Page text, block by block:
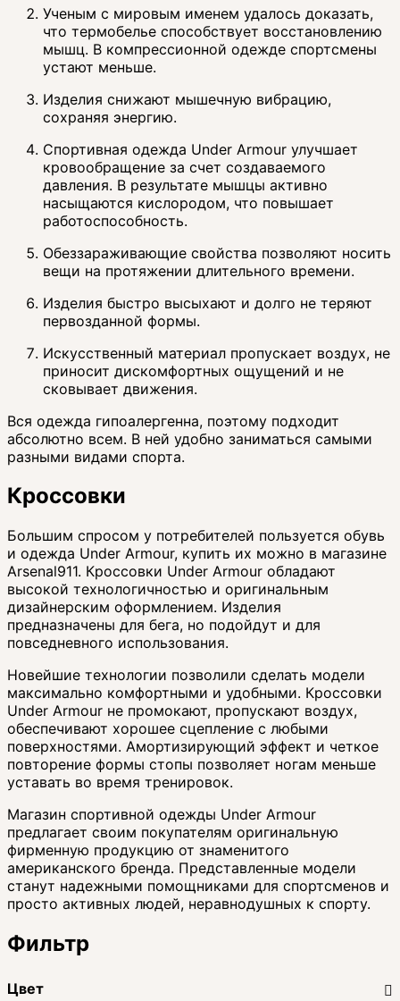
Ученым с мировым именем удалось доказать,
что термобелье способствует восстановлению
мышц. В компрессионной одежде спортсмены
устают меньше.
Изделия снижают мышечную вибрацию,
сохраняя энергию.
Спортивная одежда Under Armour улучшает
кровообращение за счет создаваемого
давления. В результате мышцы активно
насыщаются кислородом, что повышает
работоспособность.
Обеззараживающие свойства позволяют носить
вещи на протяжении длительного времени.
Изделия быстро высыхают и долго не теряют
первозданной формы.
Искусственный материал пропускает воздух, не
приносит дискомфортных ощущений и не
сковывает движения.
Вся одежда гипоалергенна, поэтому подходит
абсолютно всем. В ней удобно заниматься самыми
разными видами спорта.
Кроссовки
Большим спросом у потребителей пользуется обувь
и одежда Under Armour, купить их можно в магазине
Arsenal911. Кроссовки Under Armour обладают
высокой технологичностью и оригинальным
дизайнерским оформлением. Изделия
предназначены для бега, но подойдут и для
повседневного использования.
Новейшие технологии позволили сделать модели
максимально комфортными и удобными. Кроссовки
Under Armour не промокают, пропускают воздух,
обеспечивают хорошее сцепление с любыми
поверхностями. Амортизирующий эффект и четкое
повторение формы стопы позволяет ногам меньше
уставать во время тренировок.
Магазин спортивной одежды Under Armour
предлагает своим покупателям оригинальную
фирменную продукцию от знаменитого
американского бренда. Представленные модели
станут надежными помощниками для спортсменов и
просто активных людей, неравнодушных к спорту.
Фильтр
Цвет